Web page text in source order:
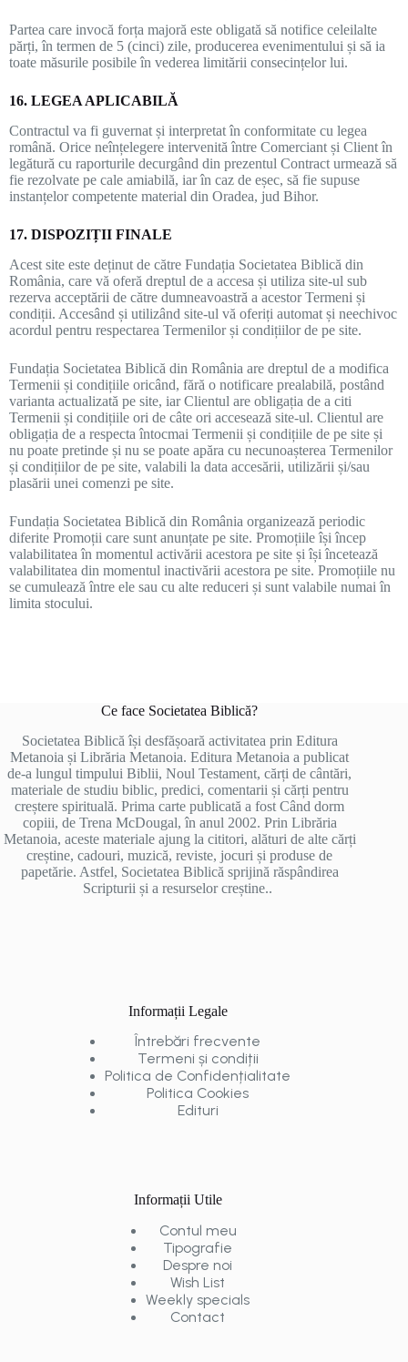
Partea care invocă forța majoră este obligată să notifice celeilalte
părți, în termen de 5 (cinci) zile, producerea evenimentului și să ia
toate măsurile posibile în vederea limitării consecințelor lui.
16. LEGEA APLICABILĂ
Contractul va fi guvernat și interpretat în conformitate cu legea
română. Orice neînțelegere intervenită între Comerciant și Client în
legătură cu raporturile decurgând din prezentul Contract urmează să
fie rezolvate pe cale amiabilă, iar în caz de eșec, să fie supuse
instanțelor competente material din Oradea, jud Bihor.
17. DISPOZIȚII FINALE
Acest site este deținut de către Fundația Societatea Biblică din
România, care vă oferă dreptul de a accesa și utiliza site-ul sub
rezerva acceptării de către dumneavoastră a acestor Termeni și
condiții. Accesând și utilizând site-ul vă oferiți automat și neechivoc
acordul pentru respectarea Termenilor și condițiilor de pe site.
Fundația Societatea Biblică din România are dreptul de a modifica
Termenii și condițiile oricând, fără o notificare prealabilă, postând
varianta actualizată pe site, iar Clientul are obligația de a citi
Termenii și condițiile ori de câte ori accesează site-ul. Clientul are
obligația de a respecta întocmai Termenii și condițiile de pe site și
nu poate pretinde și nu se poate apăra cu necunoașterea Termenilor
și condițiilor de pe site, valabili la data accesării, utilizării și/sau
plasării unei comenzi pe site.
Fundația Societatea Biblică din România organizează periodic
diferite Promoții care sunt anunțate pe site. Promoțiile își încep
valabilitatea în momentul activării acestora pe site și își încetează
valabilitatea din momentul inactivării acestora pe site. Promoțiile nu
se cumulează între ele sau cu alte reduceri și sunt valabile numai în
limita stocului.
Ce face Societatea Biblică?
Societatea Biblică își desfășoară activitatea prin Editura
Metanoia și Librăria Metanoia. Editura Metanoia a publicat
de-a lungul timpului Biblii, Noul Testament, cărți de cântări,
materiale de studiu biblic, predici, comentarii și cărți pentru
creștere spirituală. Prima carte publicată a fost Când dorm
copiii, de Trena McDougal, în anul 2002. Prin Librăria
Metanoia, aceste materiale ajung la cititori, alături de alte cărți
creștine, cadouri, muzică, reviste, jocuri și produse de
papetărie. Astfel, Societatea Biblică sprijină răspândirea
Scripturii și a resurselor creștine..
Informații Legale
Întrebări frecvente
Termeni și condiții
Politica de Confidențialitate
Politica Cookies
Edituri
Informații Utile
Contul meu
Tipografie
Despre noi
Wish List
Weekly specials
Contact